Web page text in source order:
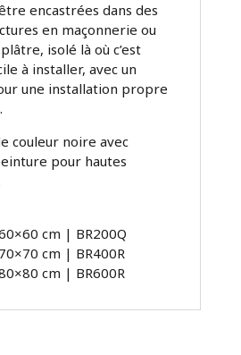
encastrées dans des
en maçonnerie ou
isolé là où c’est
à installer, avec un
une installation propre
couleur noire avec
pour hautes
cm | BR200Q
cm | BR400R
cm | BR600R